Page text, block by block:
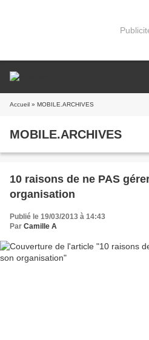
Accueil » MOBILE.ARCHIVES
MOBILE.ARCHIVES
10 raisons de ne PAS
organisation
Publié le 19/03/2013 à 14:43
Par Camille A